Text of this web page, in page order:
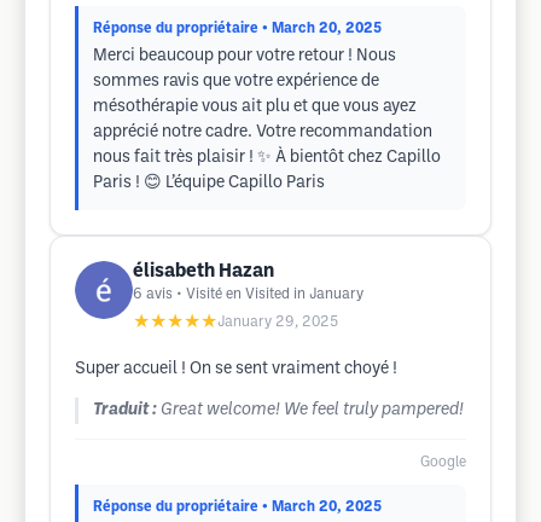
Réponse du propriétaire • March 20, 2025
Merci beaucoup pour votre retour ! Nous
sommes ravis que votre expérience de
mésothérapie vous ait plu et que vous ayez
apprécié notre cadre. Votre recommandation
nous fait très plaisir ! ✨ À bientôt chez Capillo
Paris ! 😊 L’équipe Capillo Paris
élisabeth Hazan
6 avis • Visité en Visited in January
★★★★★January 29, 2025
Super accueil ! On se sent vraiment choyé !
Traduit : Great welcome! We feel truly pampered!
Google
Réponse du propriétaire • March 20, 2025